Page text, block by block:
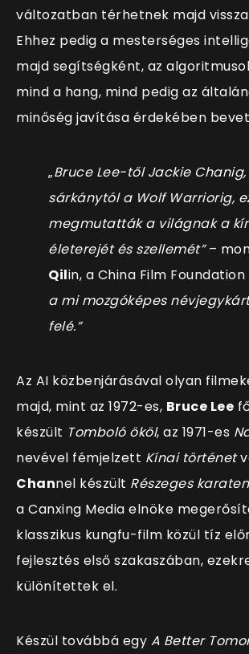
változatban térhetnek majd
Ehhez pedig a mesterséges
majd segítségként, az
mind a hang, mind pedig az
minőség javítása érdekében
„Bruce Lee-től Jackie
sárkánytól a Wolf Warriorig,
megmutatták a világnak a
életerejét és szellemét”–
Qilin, a China Film
a mi mozgóképes
felé.”
Az AI közbenjárásával olyan
majd, mint az 1972-es, Bruce Lee
készült Tomboló ököl, az 1971-es
nevével fémjelzett Kínai történet
Channel készült Részeges
a Canxing Media elnöke
klasszikus kungfu-film közül tíz
fejlesztés első szakaszában,
különítettek el.
Készül továbbá egy A Better